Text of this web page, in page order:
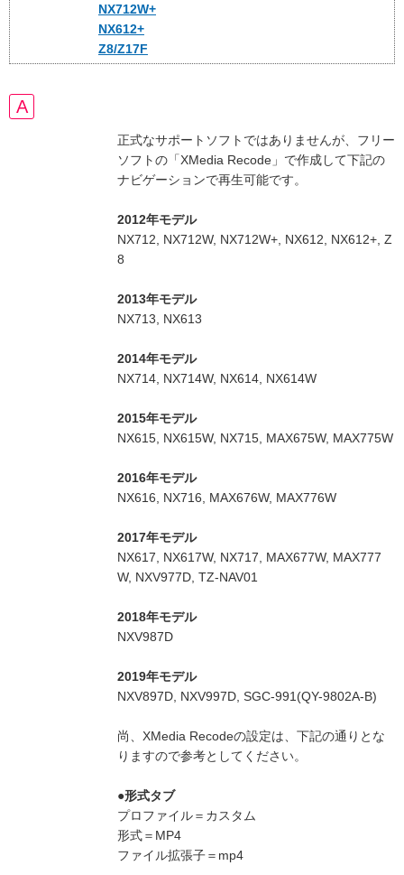
NX712W+
NX612+
Z8/Z17F
正式なサポートソフトではありませんが、フリー
ソフトの「XMedia Recode」で作成して下記の
ナビゲーションで再生可能です。
2012年モデル
NX712, NX712W, NX712W+, NX612, NX612+, Z
8
2013年モデル
NX713, NX613
2014年モデル
NX714, NX714W, NX614, NX614W
2015年モデル
NX615, NX615W, NX715, MAX675W, MAX775W
2016年モデル
NX616, NX716, MAX676W, MAX776W
2017年モデル
NX617, NX617W, NX717, MAX677W, MAX777
W, NXV977D, TZ-NAV01
2018年モデル
NXV987D
2019年モデル
NXV897D, NXV997D, SGC-991(QY-9802A-B)
尚、XMedia Recodeの設定は、下記の通りとな
りますので参考としてください。
●形式タブ
プロファイル＝カスタム
形式＝MP4
ファイル拡張子＝mp4